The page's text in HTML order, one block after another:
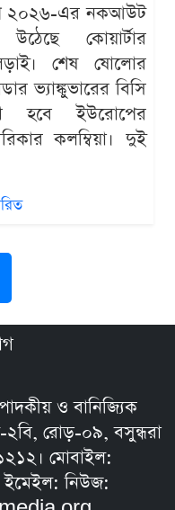
২০২৬-এর নকআউট
কোয়ার্টার
শেষ ষোলোর
ভ্যাঙ্কুভারের বিসি
হবে ইউরোপের
কলম্বিয়া। দুই
ও বানিজ্যিক
২বি, রোড়-০৯, বসুন্ধরা
মোবাইল:
নিউজ: